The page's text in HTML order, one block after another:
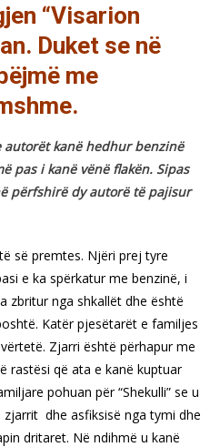
“Visarion
Duket se në
me
kanë hedhur benzinë
pas i kanë vënë flakën. Sipas
përfshirë dy autorë të pajisur
së premtes. Njëri prej tyre
e ka spërkatur me benzinë, i
zbritur nga shkallët dhe është
Katër pjesëtarët e familjes
Zjarri është përhapur me
rastësi që ata e kanë kuptuar
pohuan për “Shekulli” se u
dhe asfiksisë nga tymi dhe
dritaret. Në ndihmë u kanë